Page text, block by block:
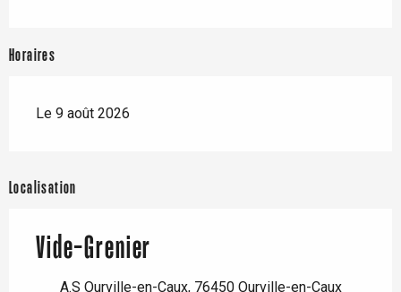
Horaires
Le 9 août 2026
Localisation
Vide-Grenier
A.S Ourville-en-Caux, 76450 Ourville-en-Caux